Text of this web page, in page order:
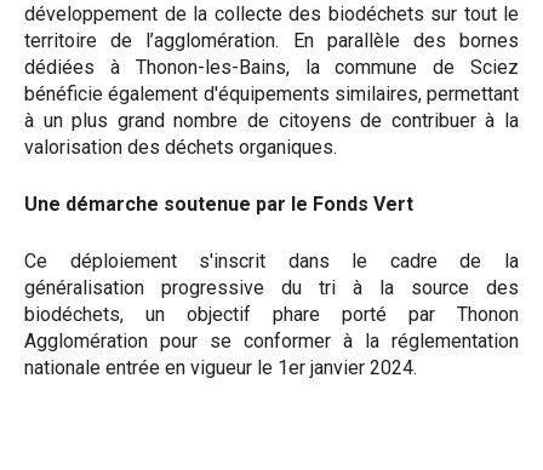
développement de la collecte des biodéchets sur tout le
territoire de l’agglomération. En parallèle des bornes
dédiées à Thonon-les-Bains, la commune de Sciez
bénéficie également d'équipements similaires, permettant
à un plus grand nombre de citoyens de contribuer à la
valorisation des déchets organiques.
Une démarche soutenue par le Fonds Vert
Ce déploiement s'inscrit dans le cadre de la
généralisation progressive du tri à la source des
biodéchets, un objectif phare porté par Thonon
Agglomération pour se conformer à la réglementation
nationale entrée en vigueur le 1er janvier 2024.